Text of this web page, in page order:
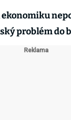
problém do